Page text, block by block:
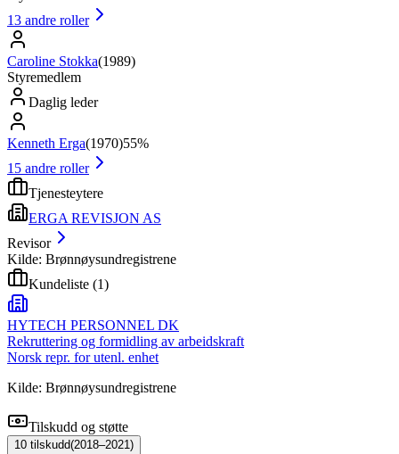
13 andre roller
Caroline Stokka(1989)
Styremedlem
Daglig leder
Kenneth Erga(1970)55%
15 andre roller
Tjenesteytere
ERGA REVISJON AS
Revisor
Kilde: Brønnøysundregistrene
Kundeliste (1)
HYTECH PERSONNEL DK
Rekruttering og formidling av arbeidskraft
Norsk repr. for utenl. enhet
Kilde: Brønnøysundregistrene
Tilskudd og støtte
10 tilskudd(2018–2021)